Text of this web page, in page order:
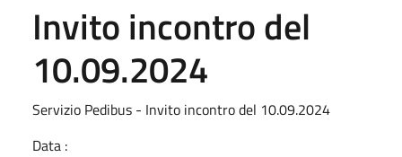
Invito incontro del
10.09.2024
Servizio Pedibus - Invito incontro del 10.09.2024
Data :